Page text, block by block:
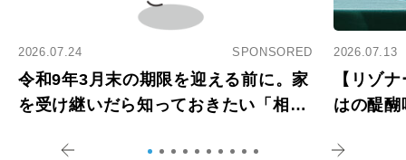
2026.07.24 SPONSORED
令和9年3月末の期限を迎える前に。家
を受け継いだら知っておきたい「相続
2026.07.13
【リゾ
はの醍